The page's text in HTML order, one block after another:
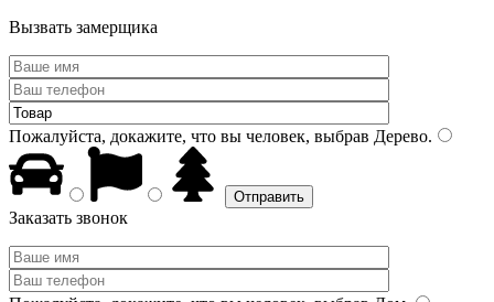
Вызвать замерщика
Пожалуйста, докажите, что вы человек, выбрав Дерево.
Заказать звонок